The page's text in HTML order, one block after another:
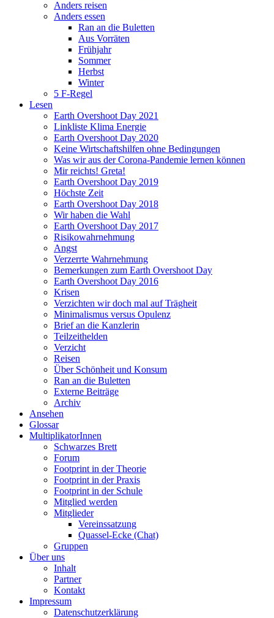
Anders reisen
Anders essen
Ran an die Buletten
Aus Vorräten
Frühjahr
Sommer
Herbst
Winter
5 F-Regel
Lesen
Earth Overshoot Day 2021
Linkliste Klima Energie
Earth Overshoot Day 2020
Keine Wirtschaftshilfen ohne Bedingungen
Was wir aus der Corona-Pandemie lernen können
Mir reichts! Greta!
Earth Overshoot Day 2019
Höchste Zeit
Earth Overshoot Day 2018
Wir haben die Wahl
Earth Overshoot Day 2017
Risikowahrnehmung
Angst
Verzerrte Wahrnehmung
Bemerkungen zum Earth Overshoot Day
Earth Overshoot Day 2016
Krisen
Verzichten wir doch mal auf Trägheit
Minimalismus versus Opulenz
Brief an die Kanzlerin
Teilzeithelden
Verzicht
Reisen
Über Schönheit und Konsum
Ran an die Buletten
Externe Beiträge
Archiv
Ansehen
Glossar
MultiplikatorInnen
Schwarzes Brett
Forum
Footprint in der Theorie
Footprint in der Praxis
Footprint in der Schule
Mitglied werden
Mitglieder
Vereinssatzung
Quassel-Ecke (Chat)
Gruppen
Über uns
Inhalt
Partner
Kontakt
Impressum
Datenschutzerklärung